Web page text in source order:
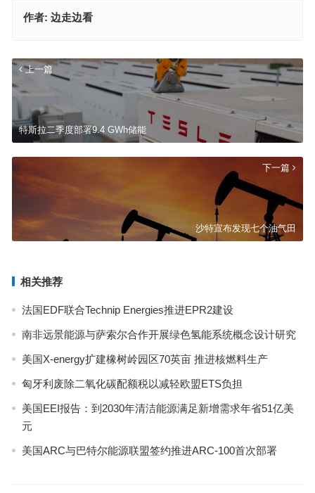
作者: 边走边看
上一篇
特斯拉二季度部署9.4 GWh储能
下一篇
沙特宣布发现七个油气田
相关推荐
法国EDF联合Technip Energies推进EPR2建设
南非远景能源与萨索尔合作开展绿色氢能系统概念设计研究
美国X-energy扩建橡树岭园区70英亩 推进核燃料生产
匈牙利废除二氧化碳配额税以减轻欧盟ETS负担
美国EEI报告：到2030年清洁能源满足新增需求年省51亿美
元
美国ARC与巴特尔能源联盟签约推进ARC-100首次部署